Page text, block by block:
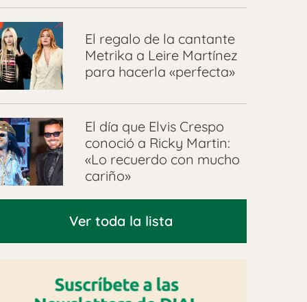
El regalo de la cantante
Metrika a Leire Martínez
para hacerla «perfecta»
El día que Elvis Crespo
conoció a Ricky Martin:
«Lo recuerdo con mucho
cariño»
Ver toda la lista